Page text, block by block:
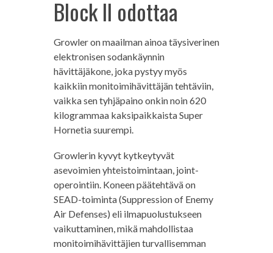
Block II odottaa
Growler on maailman ainoa täysiverinen
elektronisen sodankäynnin
hävittäjäkone, joka pystyy myös
kaikkiin monitoimihävittäjän tehtäviin,
vaikka sen tyhjäpaino onkin noin 620
kilogrammaa kaksipaikkaista Super
Hornetia suurempi.
Growlerin kyvyt kytkeytyvät
asevoimien yhteistoimintaan, joint-
operointiin. Koneen päätehtävä on
SEAD-toiminta (Suppression of Enemy
Air Defenses) eli ilmapuolustukseen
vaikuttaminen, mikä mahdollistaa
monitoimihävittäjien turvallisemman